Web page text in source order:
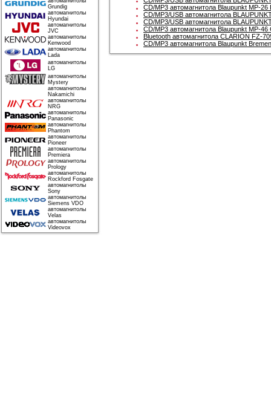
Grundig
автомагнитолы
Hyundai
автомагнитолы
JVC
автомагнитолы
Kenwood
автомагнитолы
Lada
автомагнитолы
LG
автомагнитолы
Mystery
автомагнитолы
Nakamichi
автомагнитолы
NRG
автомагнитолы
Panasonic
автомагнитолы
Phantom
автомагнитолы
Pioneer
автомагнитолы
Premiera
автомагнитолы
Prology
автомагнитолы
Rockford Fosgate
автомагнитолы
Sony
автомагнитолы
Siemens VDO
автомагнитолы
Velas
автомагнитолы
Videovox
CD/MP3 автомагнитола Blaupunkt MP-26
CD/MP3/USB автомагнитола
CD/MP3/USB автомагнитола
CD/MP3 автомагнитола Blaupunkt MP-46
Bluetooth автомагнитола CLARION FZ-
CD/MP3 автомагнитола Blaupunkt